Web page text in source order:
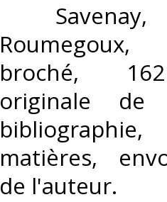
Savenay,
broché,
originale de
matières,
de l'auteur. ‎